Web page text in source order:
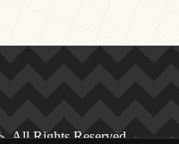
All Rights Reserved.